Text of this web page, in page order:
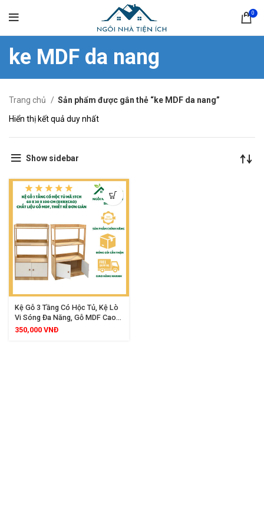
0
ke MDF da nang
Trang chủ
Sản phẩm được gắn thẻ “ke MDF da nang”
Hiển thị kết quả duy nhất
Show sidebar
Kệ Gỗ 3 Tầng Có Hộc Tủ, Kệ Lò
Vi Sóng Đa Năng, Gỗ MDF Cao
Cấp, Thiết Kế Sang Trọng, Tinh
350,000 VNĐ